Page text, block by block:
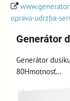
oprava-udrzba-
Generátor
Generátor
80Hmotnosť...